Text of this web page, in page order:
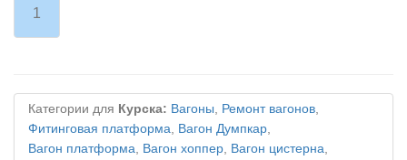
1
Категории для Курска: Вагоны, Ремонт вагонов,
Фитинговая платформа, Вагон Думпкар,
Вагон платформа, Вагон хоппер, Вагон цистерна,